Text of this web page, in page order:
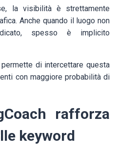
la visibilità è strettamente
Anche quando il luogo non
spesso è implicito
di intercettare questa
con maggiore probabilità di
rafforza
keyword